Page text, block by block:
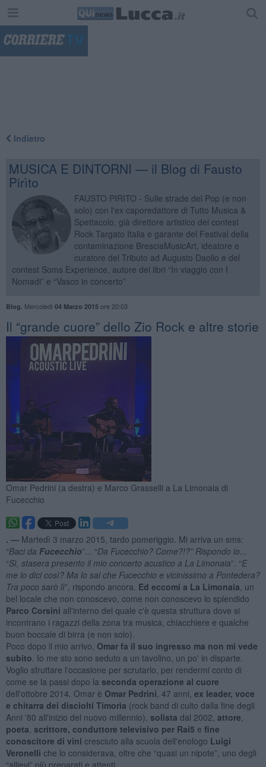
Indietro
MUSICA E DINTORNI — il Blog di Fausto
Pirìto
FAUSTO PIRITO - Sulle strade del Pop (e non
solo) con l'ex caporedattore di Tutto Musica &
Spettacolo, già direttore artistico del contest
Rock Targato Italia e garante del Festival della
contaminazione BresciaMusicArt, ideatore e
curatore del Tributo ad Augusto Daolio e del
contest Soms Experience, autore dei libri “In viaggio con I
Nomadi” e “Vasco in concerto”
Blog Mercoledì 04 Marzo 2015ore 20:03
​Il “grande cuore” dello Zio Rock e altre storie
Omar Pedrini (a destra) e Marco Grasselli a La Limonaia di
Fucecchio
. — Martedì 3 marzo 2015, tardo pomeriggio. Mi arriva un sms:
“Baci da Fucecchio”... “Da Fucecchio? Come?!?” Rispondo io...
“Sì, stasera presento il mio concerto acustico a La Limonaia”. “E
me lo dici così? Ma lo sai che Fucecchio e vicinissimo a Pontedera?
Tra poco sarò lì”, rispondo ancora. Ed eccomi a La Limonaia , un
bel locale che non conoscevo, come non conoscevo lo splendido
Parco Corsini all'interno del quale c'è questa struttura dove si
incontrano i ragazzi della zona tra musica, chiacchiere e qualche
buon boccale di birra (e non solo).
Poco dopo il mio arrivo, Omar fa il suo ingresso ma non mi vede
subito . Io me sto sono seduto a un tavolino, un po' in disparte.
Voglio sfruttare l'occasione per scrutarlo, per rendermi conto di
come se la passi dopo la seconda operazione al cuore
dell'ottobre 2014. Omar è Omar Pedrini , 47 anni, ex leader, voce
e chitarra dei disciolti Timorìa (rock band di culto dalla fine degli
Anni '80 all'inizio del nuovo millennio), solista dal 2002, attore
poeta scrittore, conduttore televisivo per Rai5 e fine
conoscitore di vini cresciuto alla scuola dell'enologo Luigi
Veronelli che lo considerava, oltre che “quasi un nipote”, uno degli
“allievi” più preparati e attenti.